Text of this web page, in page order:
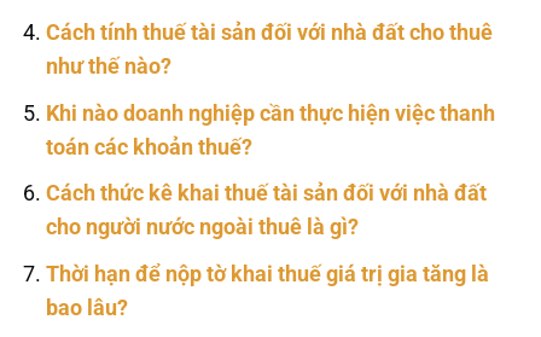
Cách tính thuế tài sản đối với nhà đất cho thuê
như thế nào?
Khi nào doanh nghiệp cần thực hiện việc thanh
toán các khoản thuế?
Cách thức kê khai thuế tài sản đối với nhà đất
cho người nước ngoài thuê là gì?
Thời hạn để nộp tờ khai thuế giá trị gia tăng là
bao lâu?